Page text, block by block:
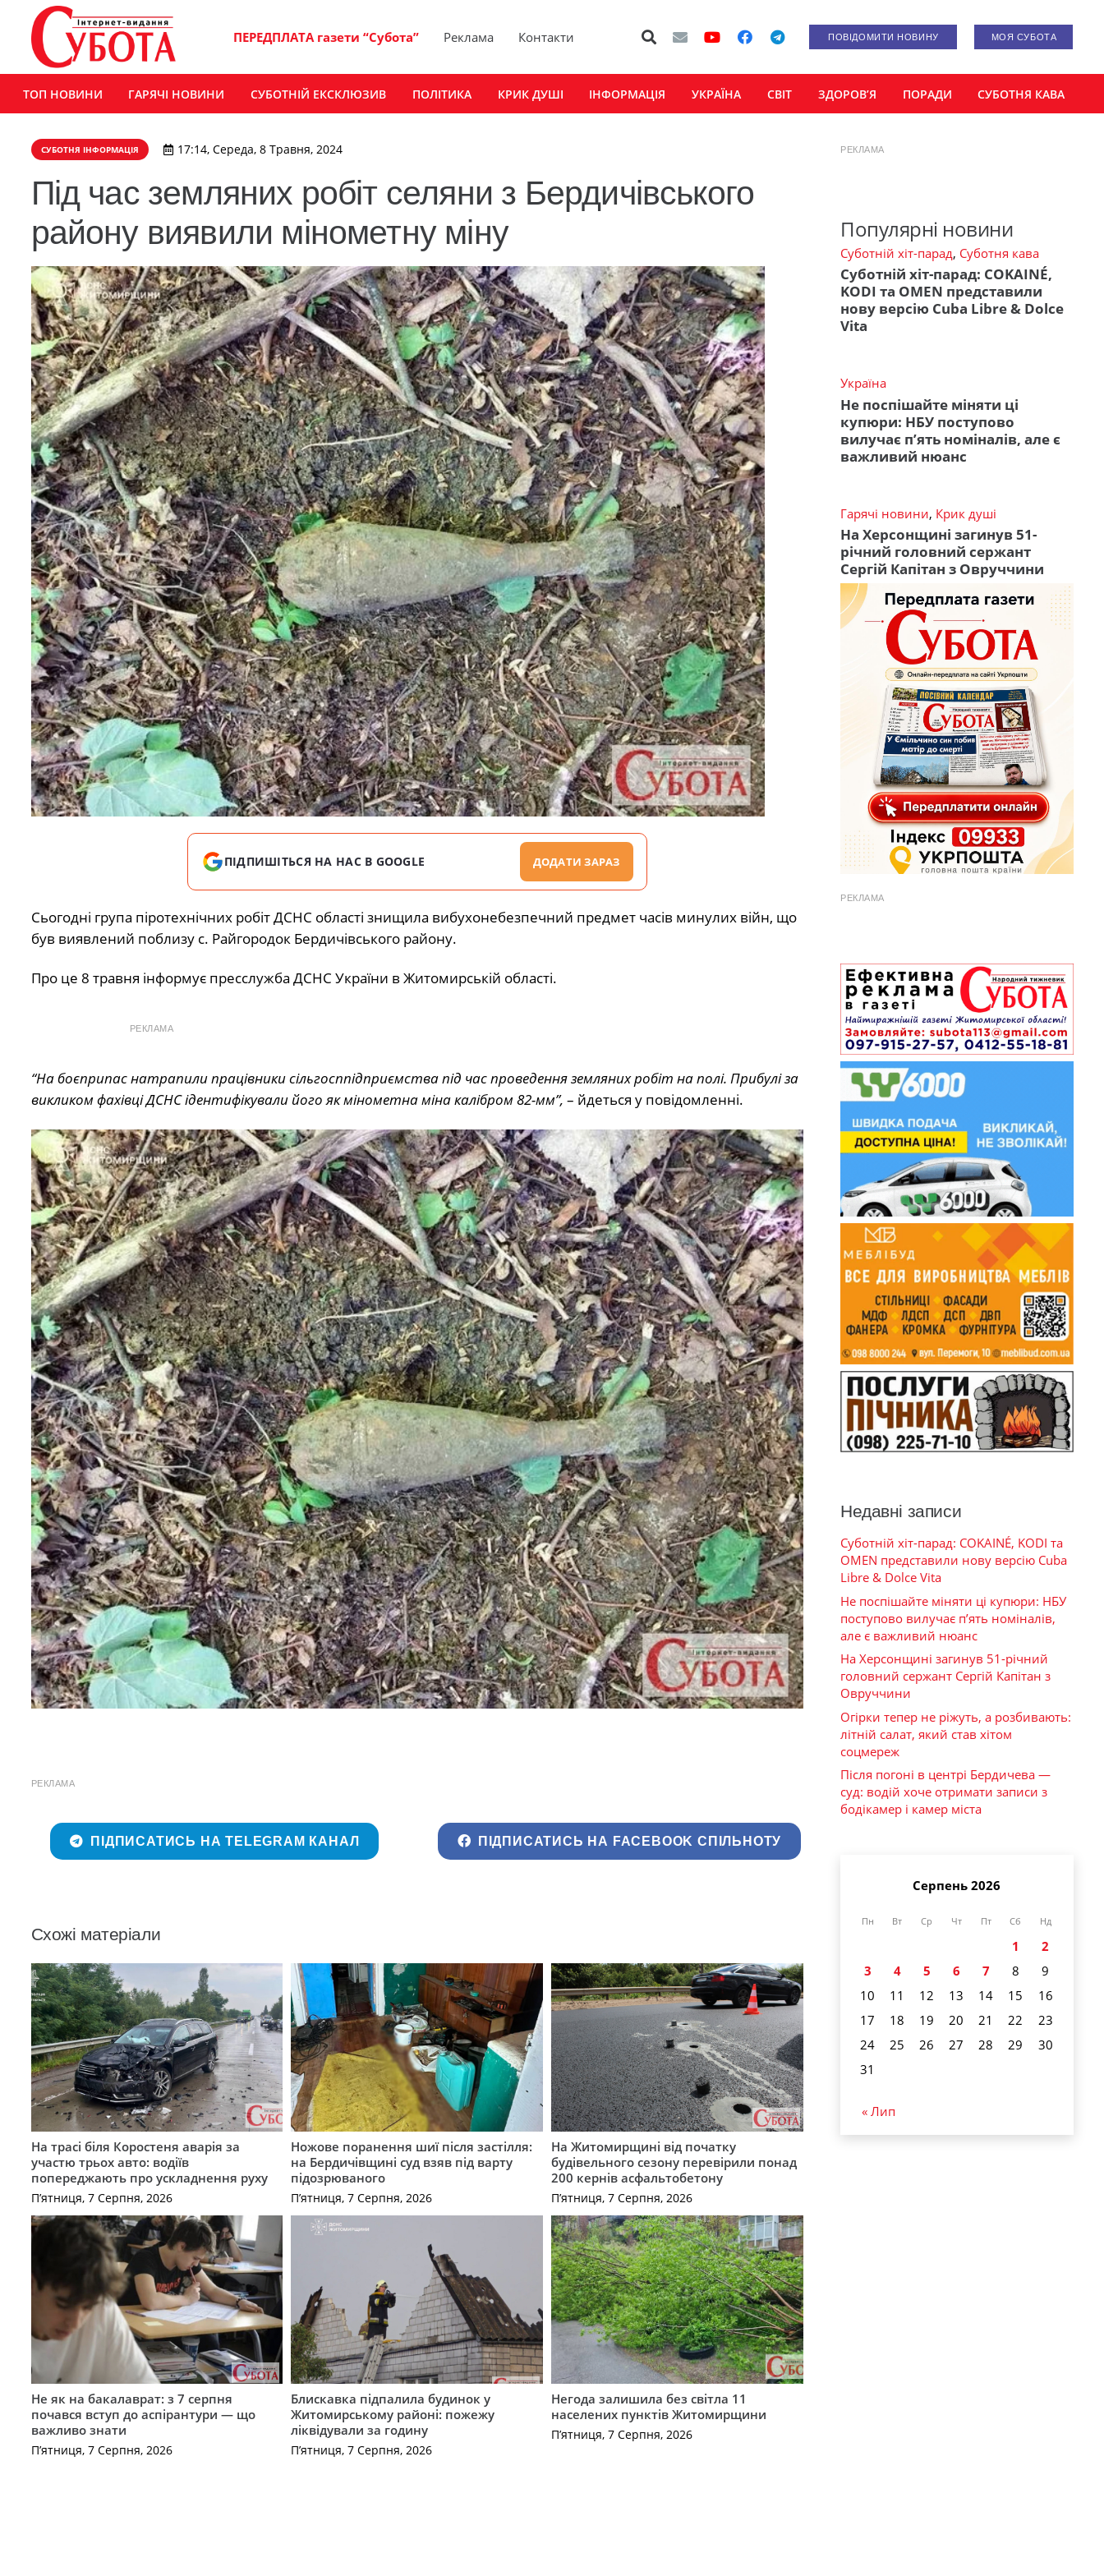
ПЕРЕДПЛАТА газети “Субота” Реклама Контакти ПОВІДОМИТИ НОВИНУ МОЯ СУБОТА
ТОП НОВИНИ ГАРЯЧІ НОВИНИ СУБОТНІЙ ЕКСКЛЮЗИВ ПОЛІТИКА КРИК ДУШІ ІНФОРМАЦІЯ УКРАЇНА СВІТ ЗДОРОВ’Я ПОРАДИ СУБОТНЯ КАВА
СУБОТНЯ ІНФОРМАЦІЯ 17:14, Середа, 8 Травня, 2024
Під час земляних робіт селяни з Бердичівського
району виявили мінометну міну
ПІДПИШІТЬСЯ НА НАС В GOOGLE ДОДАТИ ЗАРАЗ
Сьогодні група піротехнічних робіт ДСНС області знищила вибухонебезпечний предмет часів минулих війн, що
був виявлений поблизу с. Райгородок Бердичівського району.
Про це 8 травня інформує пресслужба ДСНС України в Житомирській області.
РЕКЛАМА
“На боєприпас натрапили працівники сільгосппідприємства під час проведення земляних робіт на полі. Прибулі за
викликом фахівці ДСНС ідентифікували його як мінометна міна калібром 82-мм”, – йдеться у повідомленні.
РЕКЛАМА
ПІДПИСАТИСЬ НА TELEGRAM КАНАЛ ПІДПИСАТИСЬ НА FACEBOOK СПІЛЬНОТУ
Схожі матеріали
На трасі біля Коростеня аварія за
участю трьох авто: водіїв
попереджають про ускладнення руху
П’ятниця, 7 Серпня, 2026
Ножове поранення шиї після застілля:
на Бердичівщині суд взяв під варту
підозрюваного
П’ятниця, 7 Серпня, 2026
На Житомирщині від початку
будівельного сезону перевірили понад
200 кернів асфальтобетону
П’ятниця, 7 Серпня, 2026
Не як на бакалаврат: з 7 серпня
почався вступ до аспірантури — що
важливо знати
П’ятниця, 7 Серпня, 2026
Блискавка підпалила будинок у
Житомирському районі: пожежу
ліквідували за годину
П’ятниця, 7 Серпня, 2026
Негода залишила без світла 11
населених пунктів Житомирщини
П’ятниця, 7 Серпня, 2026
РЕКЛАМА
Популярні новини
Суботній хіт-парад, Суботня кава
Суботній хіт-парад: COKAINÉ,
KODI та OMEN представили
нову версію Cuba Libre & Dolce
Vita
Україна
Не поспішайте міняти ці
купюри: НБУ поступово
вилучає п’ять номіналів, але є
важливий нюанс
Гарячі новини, Крик душі
На Херсонщині загинув 51-
річний головний сержант
Сергій Капітан з Овруччини
РЕКЛАМА
Недавні записи
Суботній хіт-парад: COKAINÉ, KODI та
OMEN представили нову версію Cuba
Libre & Dolce Vita
Не поспішайте міняти ці купюри: НБУ
поступово вилучає п’ять номіналів,
але є важливий нюанс
На Херсонщині загинув 51-річний
головний сержант Сергій Капітан з
Овруччини
Огірки тепер не ріжуть, а розбивають:
літній салат, який став хітом
соцмереж
Після погоні в центрі Бердичева —
суд: водій хоче отримати записи з
бодікамер і камер міста
Серпень 2026
Пн Вт Ср Чт Пт Сб Нд
1
2
3
4 5 6 7 8
9
10
11 12 13 14 15
16
17
18 19 20 21 22
23
24
25 26 27 28 29
30
31
« Лип